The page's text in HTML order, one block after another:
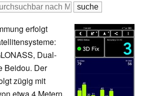
erfolgt
Dual-
Beidou. Der
zügig mit
etwa 4 Metern.